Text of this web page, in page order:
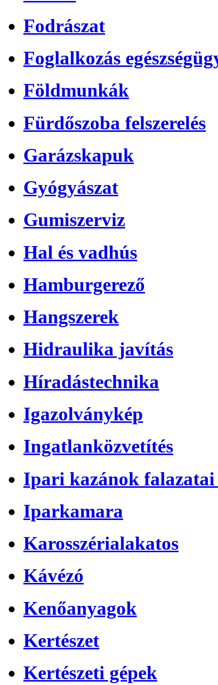
Fodrászat
Foglalkozás
Földmunkák
Fürdőszoba felszerelés
Garázskapuk
Gyógyászat
Gumiszerviz
Hal és vadhús
Hamburgerező
Hangszerek
Hidraulika javítás
Híradástechnika
Igazolványkép
Ingatlanközvetítés
Ipari kazánok falazatai
Iparkamara
Karosszérialakatos
Kávézó
Kenőanyagok
Kertészet
Kertészeti gépek